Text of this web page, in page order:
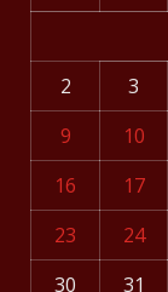
2
3
9
10
16
17
23
24
30
31